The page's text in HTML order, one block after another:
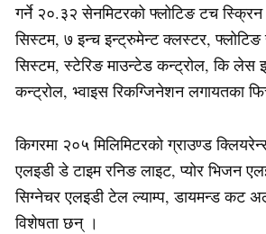
गर्ने २०.३२ सेनमिटरको फ्लोटिङ टच स्क्रिन
सिस्टम, ७ इन्च इन्ट्रुमेन्ट क्लस्टर,
सिस्टम, स्टेरिङ माउन्टेड कन्ट्रोल, कि लेस
कन्ट्रोल, भ्वाइस रिकग्जिनेशन लगायतका
किगरमा २०५ मिलिमिटरको ग्राउण्ड
एलइडी डे टाइम रनिङ लाइट, प्योर भिजन
सिग्नेचर एलइडी टेल ल्याम्प, डायमन्ड कट
विशेषता छन् ।